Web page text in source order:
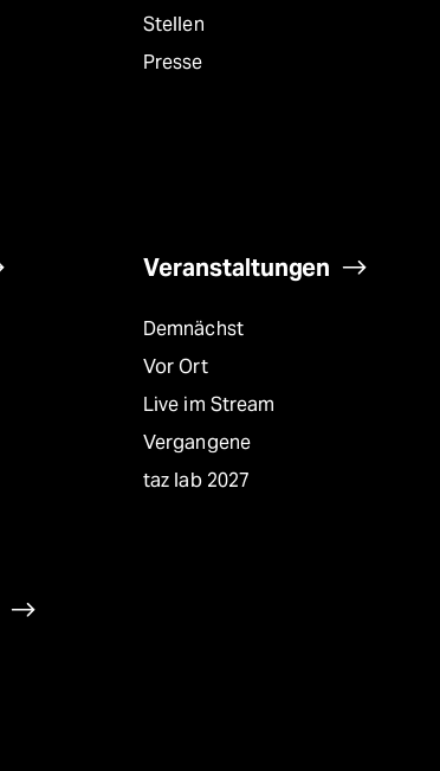
Stellen
Presse
Veranstaltungen
Demnächst
Vor Ort
Live im Stream
Vergangene
taz lab 2027